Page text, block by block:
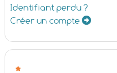
Identifiant perdu ?
Créer un compte